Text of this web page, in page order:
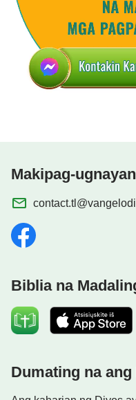
Diyos ay pawang
at na ang
na PanginoongJesus!
sarili nila sa
sa pagkaalipin at
Makipag-
Biblia na
Dumating na